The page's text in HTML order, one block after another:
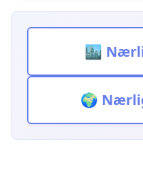
🏙️
🌍